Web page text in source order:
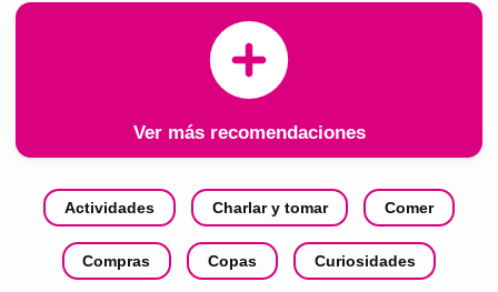
Ver más recomendaciones
Actividades Charlar y tomar Comer
Compras Copas Curiosidades